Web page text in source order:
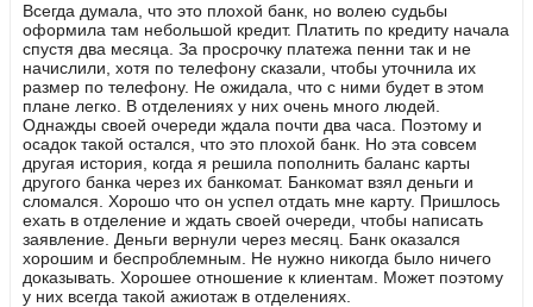
Всегда думала, что это плохой банк, но волею судьбы
оформила там небольшой кредит. Платить по кредиту начала
спустя два месяца. За просрочку платежа пенни так и не
начислили, хотя по телефону сказали, чтобы уточнила их
размер по телефону. Не ожидала, что с ними будет в этом
плане легко. В отделениях у них очень много людей.
Однажды своей очереди ждала почти два часа. Поэтому и
осадок такой остался, что это плохой банк. Но эта совсем
другая история, когда я решила пополнить баланс карты
другого банка через их банкомат. Банкомат взял деньги и
сломался. Хорошо что он успел отдать мне карту. Пришлось
ехать в отделение и ждать своей очереди, чтобы написать
заявление. Деньги вернули через месяц. Банк оказался
хорошим и беспроблемным. Не нужно никогда было ничего
доказывать. Хорошее отношение к клиентам. Может поэтому
у них всегда такой ажиотаж в отделениях.